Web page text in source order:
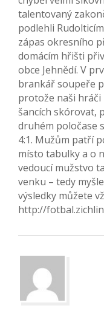
talentovaný
podlehli
zápas okresního
domácím hřišti
obce Jehnědí. V
brankář soupeře
protože naši hráči
šancích skórovat,
druhém poločase
4:1. Mužům patří
místo tabulky a o
vedoucí mužstvo
venku – tedy
výsledky můžete
http://